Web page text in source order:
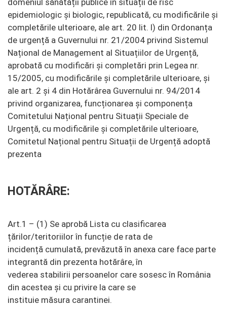
domeniul sănătății publice în situații de risc
epidemiologic și biologic, republicată, cu modificările și
completările ulterioare, ale art. 20 lit. l) din Ordonanța
de urgență a Guvernului nr. 21/2004 privind Sistemul
Național de Management al Situațiilor de Urgență,
aprobată cu modificări și completări prin Legea nr.
15/2005, cu modificările și completările ulterioare, și
ale art. 2 și 4 din Hotărârea Guvernului nr. 94/2014
privind organizarea, funcționarea și componența
Comitetului Național pentru Situații Speciale de
Urgență, cu modificările și completările ulterioare,
Comitetul Național pentru Situații de Urgență adoptă
prezenta
HOTĂRÂRE:
Art.1 – (1) Se aprobă Lista cu clasificarea
țărilor/teritoriilor în funcție de rata de
incidență cumulată, prevăzută în anexa care face parte
integrantă din prezenta hotărâre, în
vederea stabilirii persoanelor care sosesc în România
din acestea și cu privire la care se
instituie măsura carantinei.